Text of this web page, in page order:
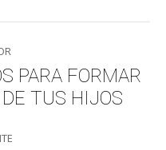
Facebook
X
PARA FORMAR
TUS HIJOS